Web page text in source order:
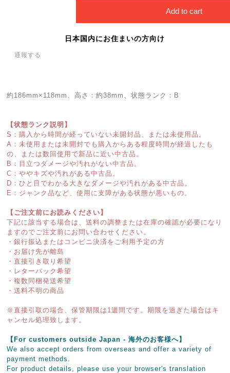
Add to cart
日本国内にお住まいの方向け
通報する
約186mm×118mm、高さ：約38mm、状態ランク：B
【状態ランク説明】
S：購入から時間が経っていない未開封品、または未使用品。
A：未使用または未開封でも購入からある程度時間が経過したも
の、または数回使用で新品に近い中古品。
B：目立つダメージや汚れがない中古品。
C：ややキズや汚れがある中古品。
D：ひと目でわかる大きなダメージや汚れがある中古品。
E：ジャンク品など、使用に支障がある状態が悪いもの。
【ご注文前にお読みください】
下記に該当する場合は、送料の調整または在庫の確認が必要になり
ますのでご注文前にお問い合わせください。
・銀行振込またはコンビニ決済をご利用予定の方
・お届け先が離島
・直接引き取り希望
・レターパック希望
・複数同梱発送希望
・送料不明の商品
※直接引取の場合、保管期限は1週間です。期限を過ぎた場合はキ
ャンセル処理致します。
【For customers outside Japan - 海外のお客様へ】
We also accept orders from overseas and offer a variety of
payment methods.
For product details, please use your browser's translation